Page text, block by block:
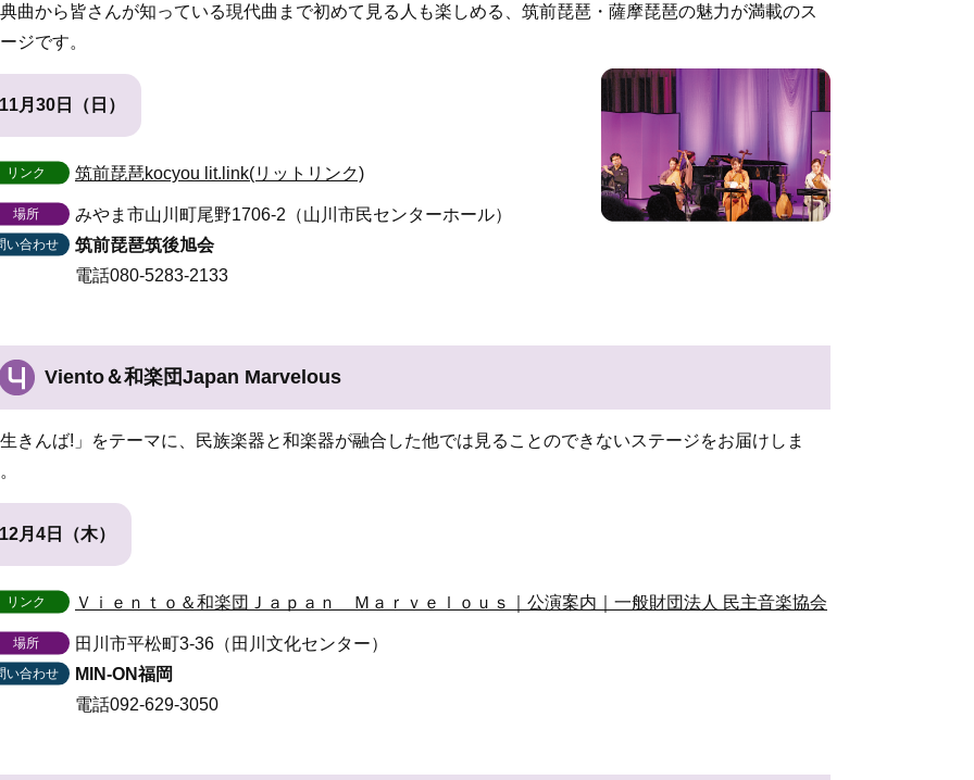
曲から皆さんが知っている現代曲まで初めて見る人も楽しめる、筑前琵琶・薩摩琵琶の魅力が満載のス
ジです。
11月30日（日）
リンク 筑前琵琶kocyou lit.link(リットリンク)
場所 みやま市山川町尾野1706-2（山川市民センターホール）
い合わせ
筑前琵琶筑後旭会
電話080-5283-2133
Viento＆和楽団Japan Marvelous
きんば!」をテーマに、民族楽器と和楽器が融合した他では見ることのできないステージをお届けしま
12月4日（木）
リンク Ｖｉｅｎｔｏ＆和楽団Ｊａｐａｎ Ｍａｒｖｅｌｏｕｓ｜公演案内｜一般財団法人 民主音楽協会
場所 田川市平松町3-36（田川文化センター）
い合わせ
MIN-ON福岡
電話092-629-3050